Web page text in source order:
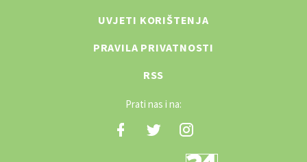
UVJETI KORIŠTENJA
PRAVILA PRIVATNOSTI
RSS
Prati nas i na: